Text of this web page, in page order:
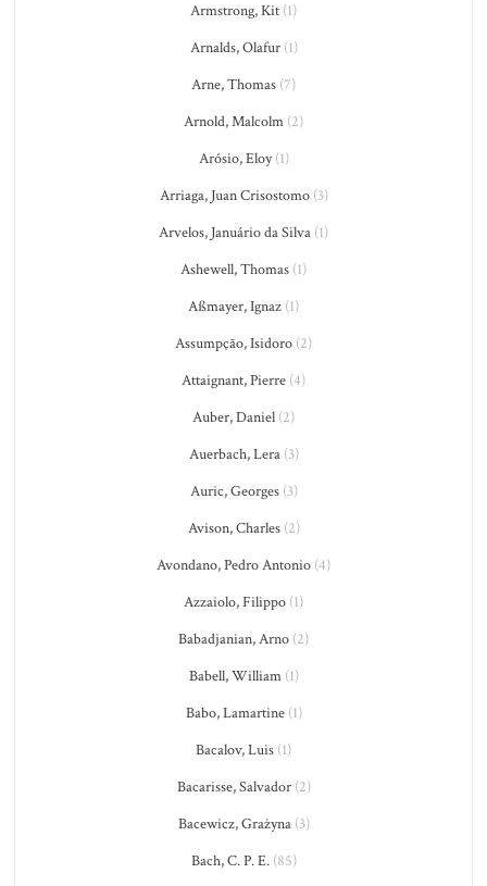
Armstrong, Kit (1)
Arnalds, Olafur(1)
Arne, Thomas (7)
Arnold, Malcolm (2)
Arósio, Eloy(1)
Arriaga, Juan Crisostomo(3)
Arvelos, Januário da Silva (1)
Ashewell, Thomas (1)
Aßmayer, Ignaz (1)
Assumpção, Isidoro (2)
Attaignant, Pierre (4)
Auber, Daniel (2)
Auerbach, Lera(3)
Auric, Georges(3)
Avison, Charles(2)
Avondano, Pedro Antonio (4)
Azzaiolo, Filippo (1)
Babadjanian, Arno (2)
Babell, William(1)
Babo, Lamartine(1)
Bacalov, Luis (1)
Bacarisse, Salvador(2)
Bacewicz, Grażyna(3)
Bach, C. P. E.(85)